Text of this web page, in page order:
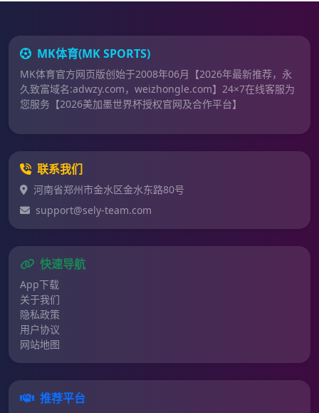
MK体育(MK SPORTS)
MK体育官方网页版创始于2008年06月【2026年最新推荐，永
久致富域名:adwzy.com，weizhongle.com】24×7在线客服为
您服务【2026美加墨世界杯授权官网及合作平台】
联系我们
河南省郑州市金水区金水东路80号
support@sely-team.com
快速导航
App下载
关于我们
隐私政策
用户协议
网站地图
推荐平台